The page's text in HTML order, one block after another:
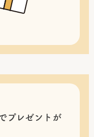
プレゼントが